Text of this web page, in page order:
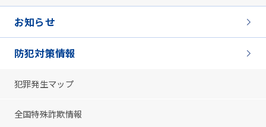
お知らせ
防犯対策情報
犯罪発生マップ
全国特殊詐欺情報